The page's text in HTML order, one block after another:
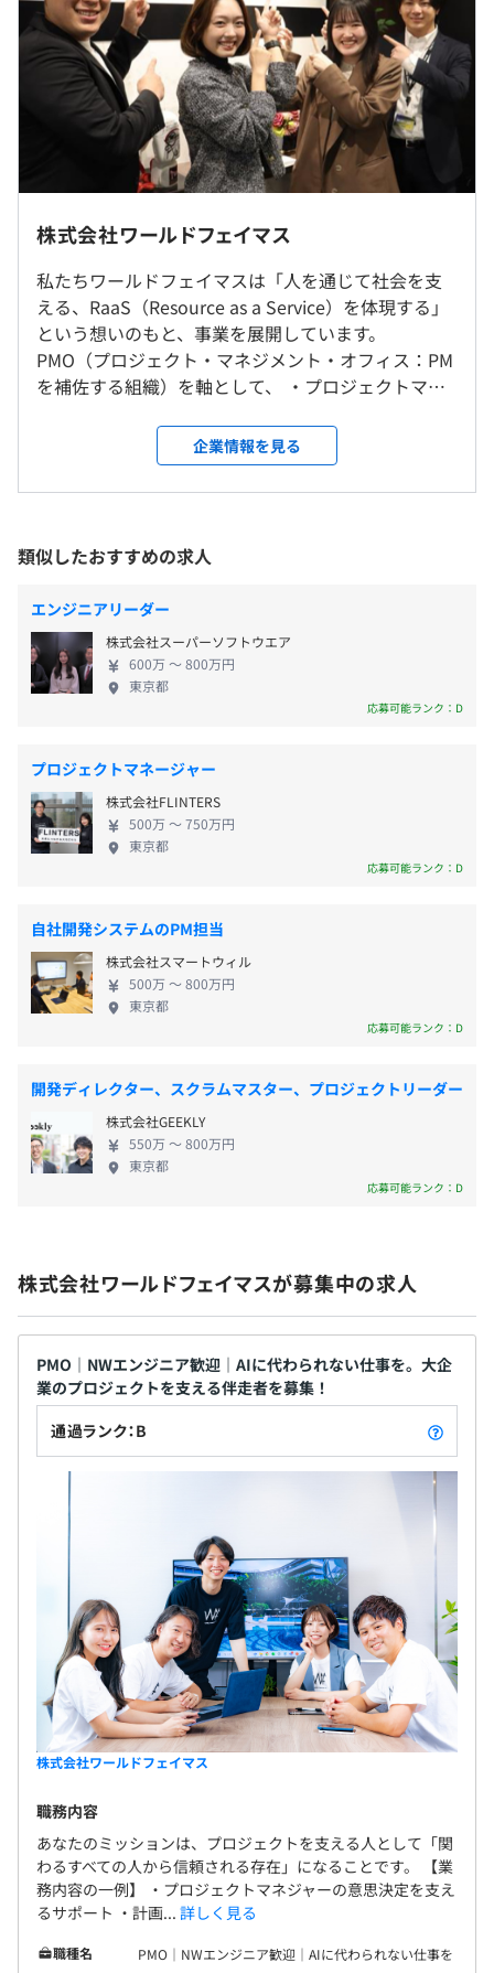
就業場所の変更範囲
＜雇入時＞
東京本社
＜変更範囲＞
客先の指定範囲
受動喫煙防止措置に関する事項
・従業員に対する受動喫煙対策：あり
想定年収は年収提示額を保証するものではありません）
9:00~18:00
休憩時間：12:00〜13:00（60分）
平均残業時間：30時間以内
年間休日 120日
年次有給休暇（入社6ヶ月後に10日付与、最大20日分）
・慶弔休暇
・産前・産後休暇
・育児看護休暇＆介護休暇
・バースデー休暇
その他育児休業・介護休業など
通勤手当（1ヵ月分の通勤定期代）
残業手当（月給に応じて固定残業代あり）
転勤手当
資格手当
社員紹介手当（友達を紹介して入社した場合、手当20万
評価制度に基づくインセンティブ賞与有
昇給査定年1回
無期雇用
株式会社ワールドフェイマス
私たちワールドフェイマスは「人を通じて社会を支
える、RaaS（Resource as a Service）を体現する」
という想いのもと、事業を展開しています。
PMO（プロジェクト・マネジメント・オフィス：PM
を補佐する組織）を軸として、 ・プロジェクトマネ
化・効率化、事務などの業務を提供する事業 ・設
計、工事などの請負事業、IoTシステム開発の導入事
業 ・通信全般および携帯電話基地局NWの構築 ・モ
業界を問わず幅広い知識を持つスタッフがクライア
ントのプロジェクトを誠実に、積極的に支援してい
ます。 ◆◆事業紹介◆◆ 01 PMO & RaaS事業 〜
PMOとして、チームでプロジェクトをサポート〜 10
年を超える業務実績と全国350名を超えるスタッフ
が、PMOおよび関連するエンジニアリング、自動
化・効率化、事務などの業務によりクライアントの
クトマネジメントや各業界の専門知識、ホスピタリ
ティ、自動化・効率化スキルを持ったスタッフが、
顧客のリソースに関する課題を幅広く解決します。
02 フィールドサポート事業 〜経験豊かなエンジニ
アが現地プロジェクトをサポート〜 いつでも、どこ
おいて、現場でもICT やIoTにおける通信インフラを
構築し、守っています。デスクワークだけではなく、
実際に現地での作業をおこなうことで、より深く専
門的な知識を身につけられると実感しています。
◆◆企業理念◆◆ 《VISION》 社会、通信インフラ
て、1つずつ世のなかをよくする 《ワールドフェイマ
スが大切にしている4つの行動指針》 ◾️夢中、楽し
い、ワクワク／挨拶、笑顔、前向き、自分から率先
して学習、多いアウトプット 1.今以上の自分になり
／言われる前に行動、先回り、相手の立場になって
考える、業務以外で人としての魅力を高める 1.仕事/
本業しかできないつまらない人間にならない。興味
の幅を広げる 2.必ず＋αの工夫をする 3.相手に貢献す
る気持ちを持つ 4.常識、正しいを振りかざさない ◾️全
員仲間、心理的安全性／相手の話を最後まで聞く、
否定から入らない、イベントには積極的に参加、報
連相をしっかり、困っている人を見過ごさない 1.相
手の気持ちを考え、最後まで話を聞き、否定から入
らず受け止める 2多様性を受け入れ、人に対して苦手
意識を持たない 3素直に感謝、謝罪の言葉を伝える 4
挨拶、話しかけの時に必ず相手の名前を言う ◾️フッ軽
（フットワークが軽い）／明日やろうはバカやろ
う、どうやったらやれるかを考える、全国どこでも
対応 1.できないではなく、どうやるかを考える 2.創
造力を働かせる 3.風林火山のごとく、優先順位を大
事にする 4.心身ともに体調を良好に保つ（いつでも
フッ軽に動ける心と体） 5.一人で考え込まない
企業情報を見る
類似したおすすめの求人
エンジニアリーダー
株式会社スーパーソフトウエア
600万 〜 800万円
東京都
応募可能ランク：D
プロジェクトマネージャー
株式会社FLINTERS
500万 〜 750万円
東京都
応募可能ランク：D
自社開発システムのPM担当
株式会社スマートウィル
500万 〜 800万円
東京都
応募可能ランク：D
開発ディレクター、スクラムマスター、プロジェクトリーダー
株式会社GEEKLY
550万 〜 800万円
東京都
応募可能ランク：D
株式会社ワールドフェイマスが募集中の求人
PMO｜NWエンジニア歓迎｜AIに代わられない仕事を。大企
業のプロジェクトを支える伴走者を募集！
通過ランク：B
株式会社ワールドフェイマス
職務内容
あなたのミッションは、プロジェクトを支える人として「関
わるすべての人から信頼される存在」になることです。 【業
務内容の一例】 ・プロジェクトマネジャーの意思決定を支え
るサポート ・計画... 詳しく見る
職種名
PMO｜NWエンジニア歓迎｜AIに代わられない仕事を